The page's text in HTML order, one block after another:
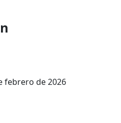
febrero de 2026